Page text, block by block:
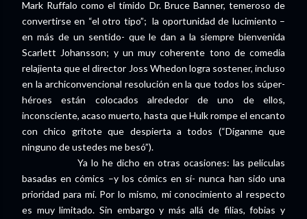
Mark Ruffalo como el tímido Dr. Bruce Banner, temeroso de
convertirse en “el otro tipo”; la oportunidad de lucimiento –
en más de un sentido- que le dan a la siempre bienvenida
Scarlett Johansson; y un muy coherente tono de comedia
relajienta que el director Joss Whedon logra sostener, incluso
en la archiconvencional resolución en la que todos los súper-
héroes están colocados alrededor de uno de ellos,
inconsciente, acaso muerto, hasta que Hulk rompe el encanto
con chico gritote que despierta a todos (“Díganme que
ninguno de ustedes me besó”).
Ya lo he dicho en otras ocasiones: las películas
basadas en cómics –y los cómics en sí- nunca han sido una
prioridad para mí. Por lo mismo, mi conocimiento al respecto
es muy limitado. Sin embargo y más allá de filias, fobias y